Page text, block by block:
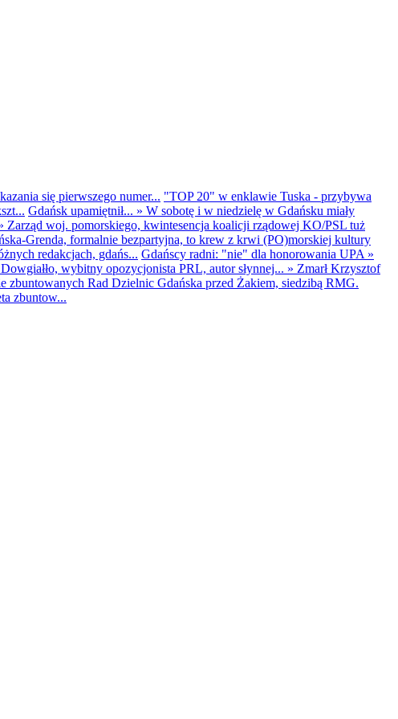
się pierwszego numer... "TOP 20" w enklawie Tuska - przybywa
Gdańsk upamiętnił... » W sobotę i w niedzielę w Gdańsku miały
Zarząd woj. pomorskiego, kwintesencja koalicji rządowej KO/PSL tuż
Grenda, formalnie bezpartyjna, to krew z krwi (PO)morskiej kultury
redakcjach, gdańs... Gdańscy radni: "nie" dla honorowania UPA »
wybitny opozycjonista PRL, autor słynnej... » Zmarł Krzysztof
zbuntowanych Rad Dzielnic Gdańska przed Żakiem, siedzibą RMG.
zbuntow...